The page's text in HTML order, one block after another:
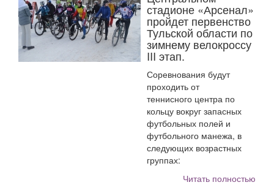
стадионе «Арсенал»
пройдет первенство
Тульской области по
зимнему велокроссу
III этап.
Соревнования будут
проходить от
теннисного центра по
кольцу вокруг запасных
футбольных полей и
футбольного манежа, в
следующих возрастных
группах:
Читать полностью